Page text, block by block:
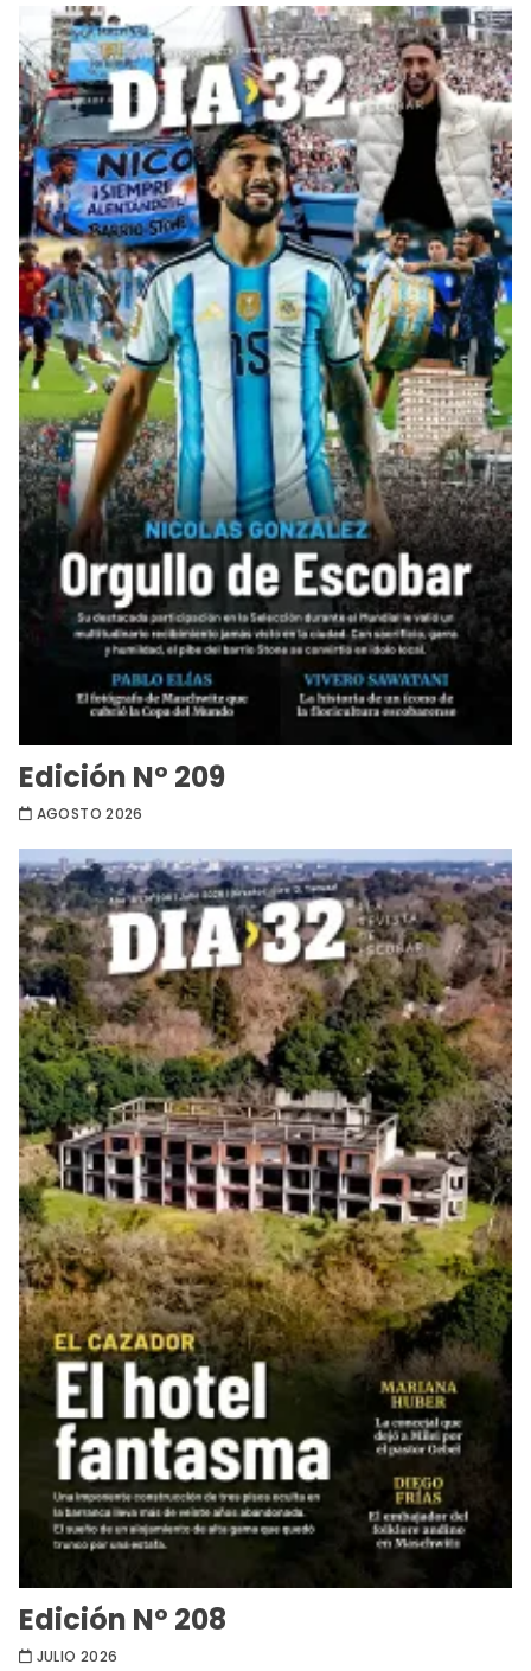
Edición Nº 209
AGOSTO 2026
Edición Nº 208
JULIO 2026